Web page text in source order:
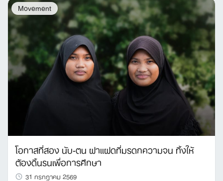
Movement
โอกาสที่สอง นับ-ตน ฝาแฝดที่มรดกความจน ทิ้งให้
ต้องดิ้นรนเพื่อการศึกษา
31 กรกฎาคม 2569